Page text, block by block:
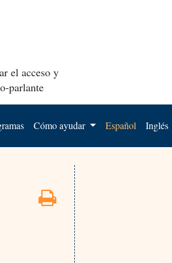
el acceso y
parlante
Cómo ayudar Español Inglés